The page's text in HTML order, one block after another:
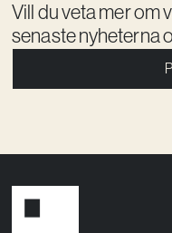
Vill du veta mer om
senaste nyheterna